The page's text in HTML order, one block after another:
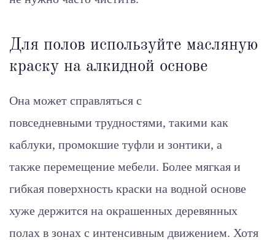
Для полов используйте масляную
краску на алкидной основе
Она может справляться с
повседневными трудностями, такими как
каблуки, промокшие туфли и зонтики, а
также перемещение мебели. Более мягкая и
гибкая поверхность краски на водной основе
хуже держится на окрашенных деревянных
полах в зонах с интенсивным движением. Хотя